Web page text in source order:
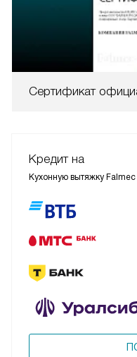
Сертификат
Кредит на
Кухонную вытяжку Falmec